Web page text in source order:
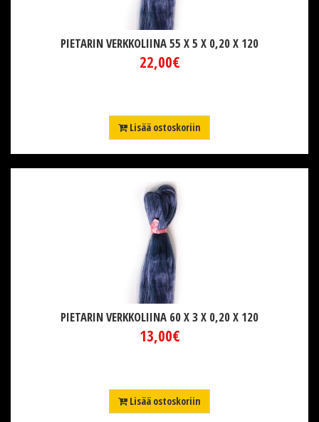
PIETARIN VERKKOLIINA 55 X 5 X 0,20 X 120
22,00€
Lisää ostoskoriin
PIETARIN VERKKOLIINA 60 X 3 X 0,20 X 120
13,00€
Lisää ostoskoriin